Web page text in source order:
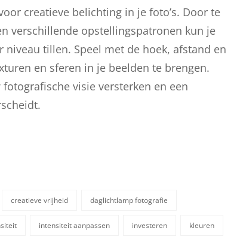
creatieve belichting in je foto’s. Door te
verschillende opstellingspatronen kun je
tillen. Speel met de hoek, afstand en
en sferen in je beelden te brengen.
visie versterken en een
creatieve vrijheid daglichtlamp fotografie
intensiteit aanpassen investeren kleuren